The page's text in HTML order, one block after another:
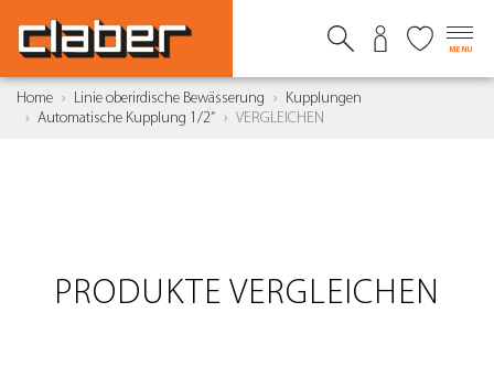
MENU
Home Linie oberirdische Bewässerung
Kupplungen
Automatische Kupplung 1/2”
VERGLEICHEN
PRODUKTE VERGLEICHEN